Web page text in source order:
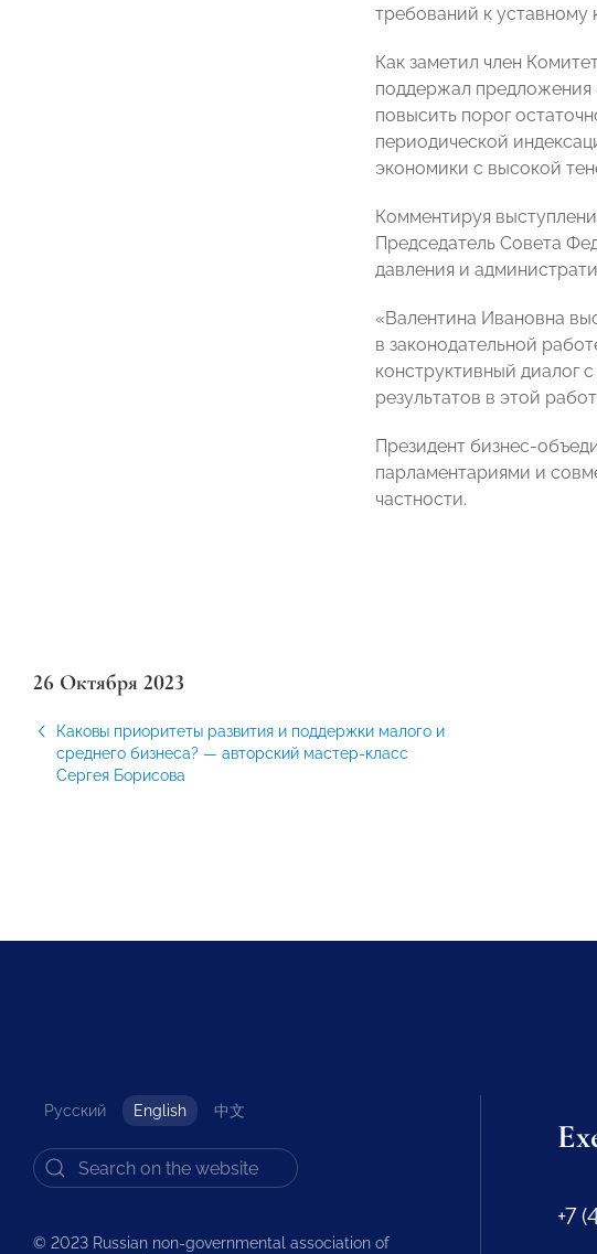
требований к уставному
Как заметил член
поддержал предложения
повысить порог
периодической
экономики с высокой
Комментируя
Председатель Совета
давления и
«Валентина Ивановна
в законодательной
конструктивный диалог
результатов в этой
Президент бизнес-
парламентариями и
частности.
26 Октября 2023
Каковы приоритеты развития и поддержки малого и
среднего бизнеса? — авторский мастер-класс
Сергея Борисова
Русский English 中文
© 2023 Russian non-governmental association of
+7